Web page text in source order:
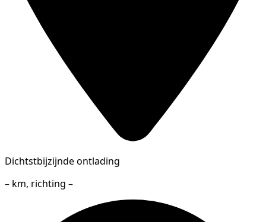
Dichtstbijzijnde ontlading
– km, richting –